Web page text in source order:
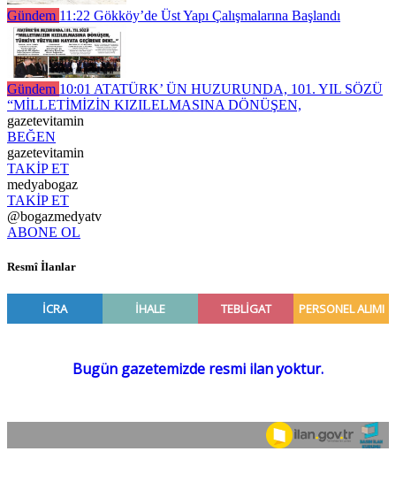
Gündem 11:22 Gökköy’de Üst Yapı Çalışmalarına Başlandı
Gündem 10:01 ATATÜRK’ ÜN HUZURUNDA, 101. YIL SÖZÜ
“MİLLETİMİZİN KIZILELMASINA DÖNÜŞEN,
gazetevitamin
BEĞEN
gazetevitamin
TAKİP ET
medyabogaz
TAKİP ET
@bogazmedyatv
ABONE OL
Resmî İlanlar